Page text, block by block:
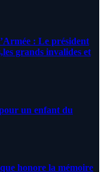
: Le président
grands invalides et
un enfant du
honore la mémoire